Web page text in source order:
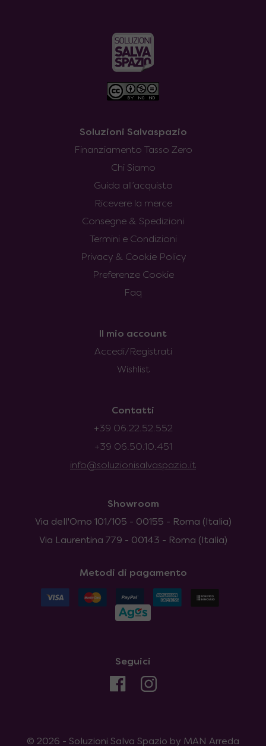
Soluzioni Salvaspazio
Finanziamento Tasso Zero
Chi Siamo
Guida all’acquisto
Ricevere la merce
Consegne & Spedizioni
Termini e Condizioni
Privacy & Cookie Policy
Preferenze Cookie
Faq
Il mio account
Accedi/Registrati
Wishlist
Contatti
+39 06.22.52.552
+39 06.50.10.451
info@soluzionisalvaspazio.it
Showroom
Via dell'Omo 101/105 - 00155 - Roma (Italia)
Via Laurentina 779 - 00143 - Roma (Italia)
Metodi di pagamento
Seguici
© 2026 - Soluzioni Salva Spazio by MAN Arreda